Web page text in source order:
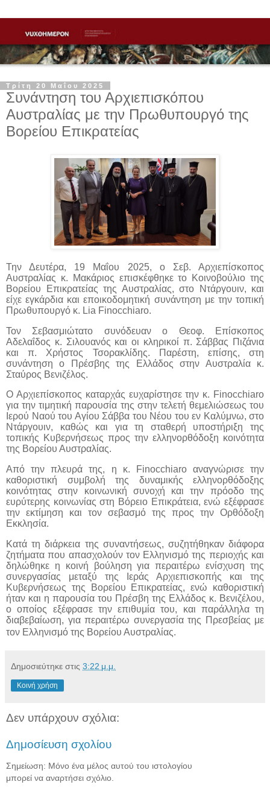
Τρίτη 20 Μαΐου 2025
Συνάντηση του Αρχιεπισκόπου
Αυστραλίας με την Πρωθυπουργό της
Βορείου Επικρατείας
Την Δευτέρα, 19 Μαΐου 2025, ο Σεβ. Αρχιεπίσκοπος
Αυστραλίας κ. Μακάριος επισκέφθηκε το Κοινοβούλιο της
Βορείου Επικρατείας της Αυστραλίας, στο Ντάργουιν, και
είχε εγκάρδια και εποικοδομητική συνάντηση με την τοπική
Πρωθυπουργό κ. Lia Finocchiaro.
Τον Σεβασμιώτατο συνόδευαν ο Θεοφ. Επίσκοπος
Αδελαΐδος κ. Σιλουανός και οι κληρικοί π. Σάββας Πιζάνια
και π. Χρήστος Τσορακλίδης. Παρέστη, επίσης, στη
συνάντηση ο Πρέσβης της Ελλάδος στην Αυστραλία κ.
Σταύρος Βενιζέλος.
Ο Αρχιεπίσκοπος καταρχάς ευχαρίστησε την κ. Finocchiaro
για την τιμητική παρουσία της στην τελετή θεμελιώσεως του
Ιερού Ναού του Αγίου Σάββα του Νέου του εν Καλύμνω, στο
Ντάργουιν, καθώς και για τη σταθερή υποστήριξη της
τοπικής Κυβερνήσεως προς την ελληνορθόδοξη κοινότητα
της Βορείου Αυστραλίας.
Από την πλευρά της, η κ. Finocchiaro αναγνώρισε την
καθοριστική συμβολή της δυναμικής ελληνορθόδοξης
κοινότητας στην κοινωνική συνοχή και την πρόοδο της
ευρύτερης κοινωνίας στη Βόρειο Επικράτεια, ενώ εξέφρασε
την εκτίμηση και τον σεβασμό της προς την Ορθόδοξη
Εκκλησία.
Κατά τη διάρκεια της συναντήσεως, συζητήθηκαν διάφορα
ζητήματα που απασχολούν τον Ελληνισμό της περιοχής και
δηλώθηκε η κοινή βούληση για περαιτέρω ενίσχυση της
συνεργασίας μεταξύ της Ιεράς Αρχιεπισκοπής και της
Κυβερνήσεως της Βορείου Επικρατείας, ενώ καθοριστική
ήταν και η παρουσία του Πρέσβη της Ελλάδος κ. Βενιζέλου,
ο οποίος εξέφρασε την επιθυμία του, και παράλληλα τη
διαβεβαίωση, για περαιτέρω συνεργασία της Πρεσβείας με
τον Ελληνισμό της Βορείου Αυστραλίας.
Δημοσιεύτηκε στις 3:22 μ.μ.
Κοινή χρήση
Δεν υπάρχουν σχόλια:
Δημοσίευση σχολίου
Σημείωση: Μόνο ένα μέλος αυτού του ιστολογίου
μπορεί να αναρτήσει σχόλιο.